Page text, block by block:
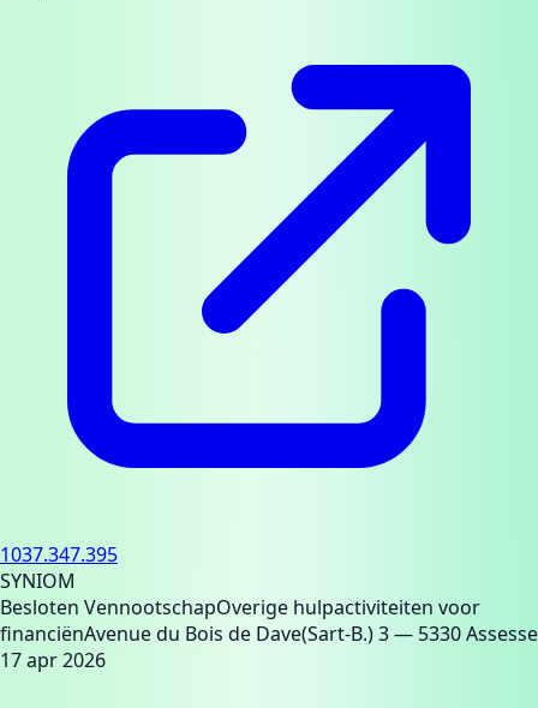
1037.347.395
SYNIOM
Besloten VennootschapOverige hulpactiviteiten voor
financiënAvenue du Bois de Dave(Sart-B.) 3— 5330 Assesse
17 apr 2026